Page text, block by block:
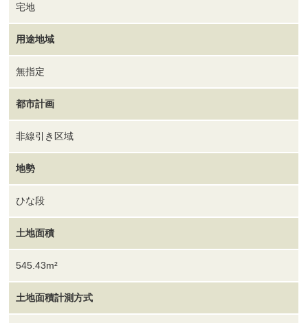
宅地
用途地域
無指定
都市計画
非線引き区域
地勢
ひな段
土地面積
545.43m²
土地面積計測方式